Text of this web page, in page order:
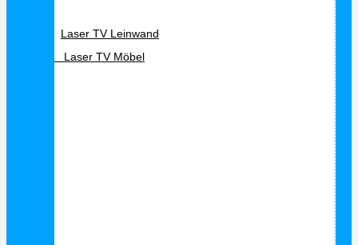
Laser TV Leinwand
Laser TV Möbel